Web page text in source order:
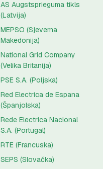
AS Augstsprieguma tikls
(Latvija)
MEPSO (Sjeverna
Makedonija)
National Grid Company
(Velika Britanija)
PSE S.A. (Poljska)
Red Electrica de Espana
(Španjolska)
Rede Electrica Nacional
S.A. (Portugal)
RTE (Francuska)
SEPS (Slovačka)